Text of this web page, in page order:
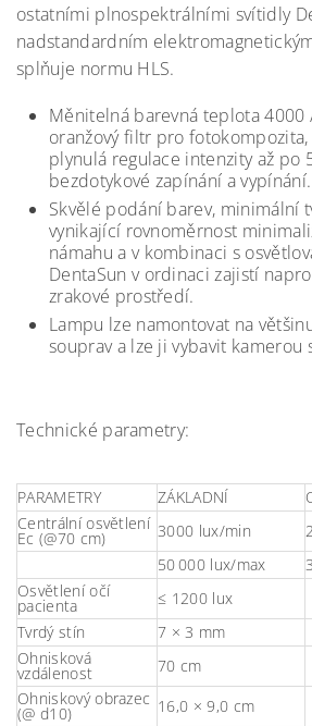
ostatními plnospektrálními svítidly
nadstandardním
splňuje normu HLS.
Měnitelná barevná teplota 4000
oranžový filtr pro
plynulá regulace intenzity až po
bezdotykové zapínání a vypínání.
Skvělé podání barev, minimální
vynikající rovnoměrnost
námahu a v kombinaci s
DentaSun v ordinaci zajistí
zrakové prostředí.
Lampu lze namontovat na
souprav a lze ji vybavit kamerou
Technické parametry:
PARAMETRY ZÁKLADNÍ
Centrální osvětlení
Ec (@70 cm) 3000 lux/min
50 000 lux/max
Osvětlení očí
pacienta
≤ 1200 lux
Tvrdý stín
7 × 3 mm
Ohnisková
vzdálenost
70 cm
Ohniskový obrazec
(@ d10)
16,0 × 9,0 cm